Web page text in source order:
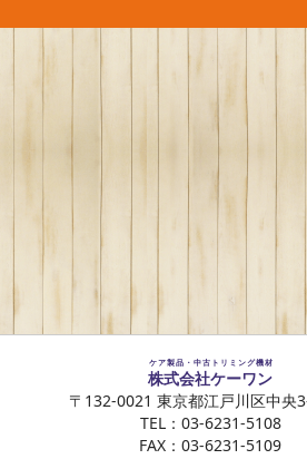
株式会社ケーワン
ケア製品・中古トリミング機材
〒132-0021 東京都江戸川区中央
TEL：03-6231-5108
FAX：03-6231-5109